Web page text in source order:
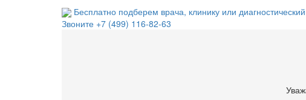
Бесплатно подберем врача, клинику или
Звоните +7 (499) 116-82-63